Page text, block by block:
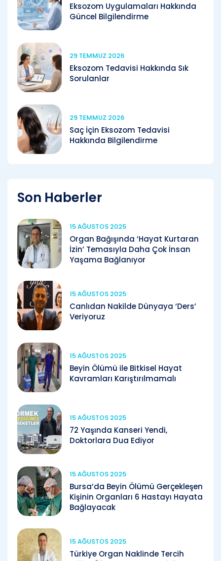
Eksozom Uygulamaları Hakkında
Güncel Bilgilendirme
29 TEMMUZ 2026
Eksozom Tedavisi Hakkında Sık
Sorulanlar
29 TEMMUZ 2026
Saç İçin Eksozom Tedavisi
Hakkında Bilgilendirme
Son Haberler
15 AĞUSTOS 2025
Organ Bağışında ‘Hayat Kurtaran
İzin’ Temasıyla Daha Çok İnsan
Yaşama Bağlanıyor
15 AĞUSTOS 2025
Canlıdan Nakilde Dünyaya ‘Ders’
Veriyoruz
15 AĞUSTOS 2025
Beyin Ölümü ile Bitkisel Hayat
Kavramları Karıştırılmamalı
15 AĞUSTOS 2025
72 Yaşında Kanseri Yendi,
Doktorlara Dua Ediyor
15 AĞUSTOS 2025
Bursa’da Beyin Ölümü Gerçekleşen
Kişinin Organları 6 Hastayı Hayata
Bağlayacak
15 AĞUSTOS 2025
Türkiye Organ Naklinde Tercih